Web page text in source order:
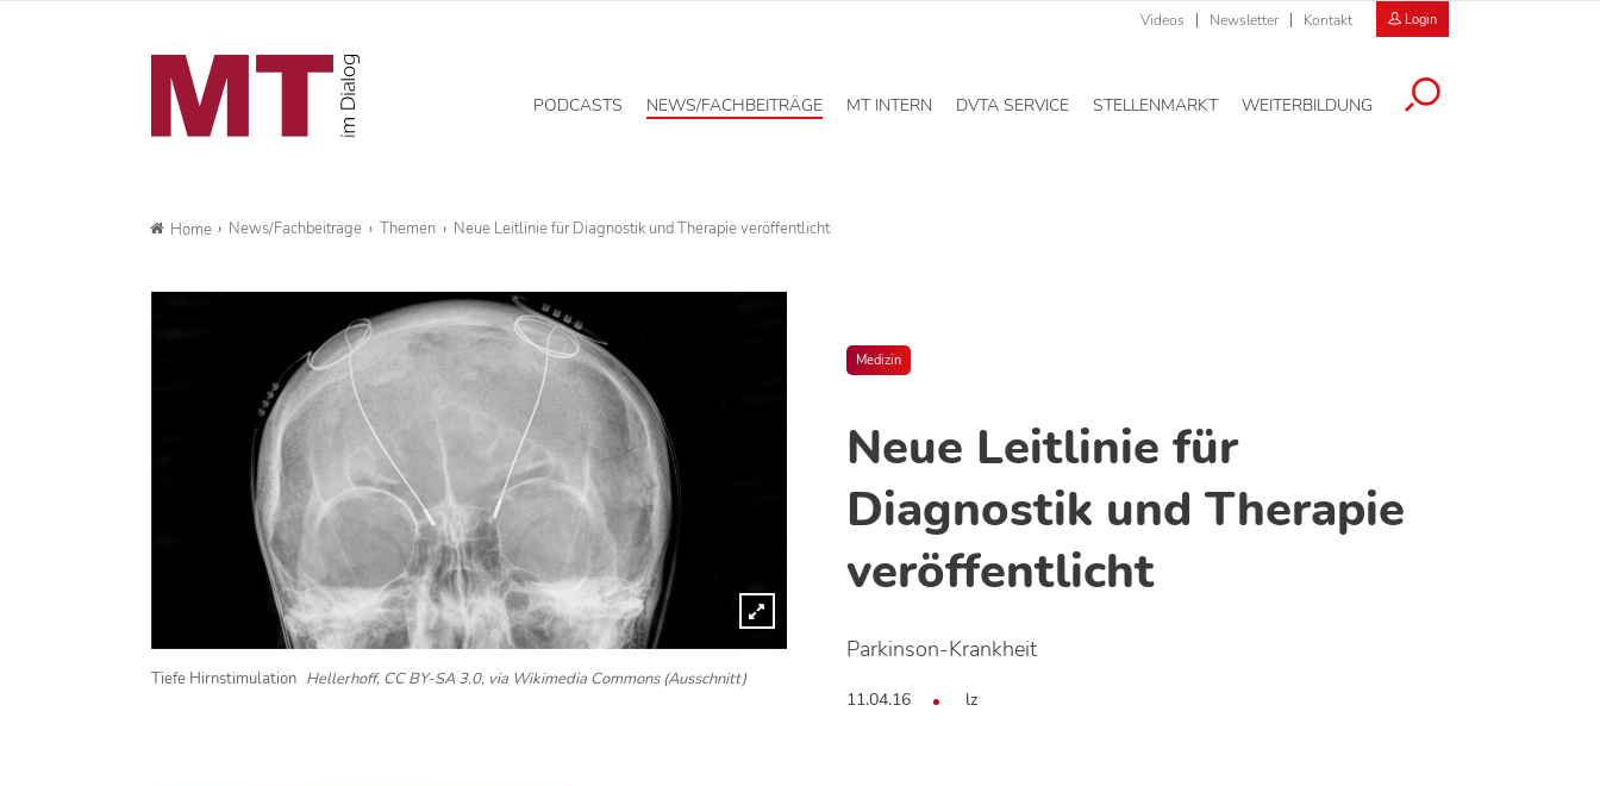
Videos Newsletter Kontakt Login
PODCASTS NEWS/FACHBEITRÄGE MT INTERN DVTA SERVICE STELLENMARKT WEITERBILDUNG
Home News/Fachbeiträge Themen Neue Leitlinie für Diagnostik und Therapie veröffentlicht
Medizin
Neue Leitlinie für
Diagnostik und Therapie
veröffentlicht
Parkinson-Krankheit
11.04.16 lz
Tiefe Hirnstimulation Hellerhoff, CC BY-SA 3.0, via Wikimedia Commons (Ausschnitt)